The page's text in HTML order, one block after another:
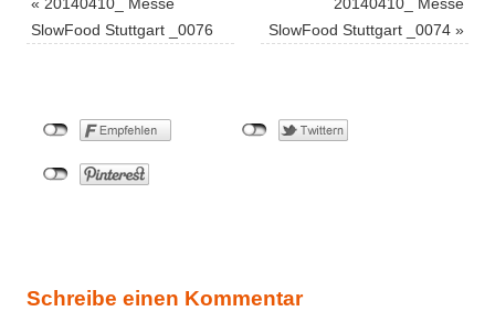
SlowFood Stuttgart _0076
SlowFood Stuttgart _0074 »
Schreibe einen Kommentar